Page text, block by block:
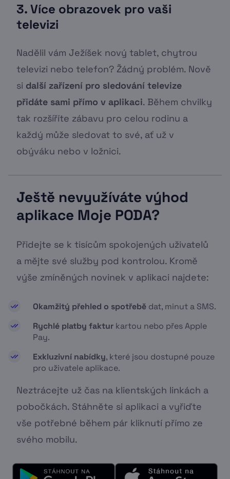
3. Více obrazovek pro vaši
televizi
Nadělil vám Ježíšek nový tablet, chytrou
televizi nebo telefon? Žádný problém. Nově
si další zařízení pro sledování televize
přidáte sami přímo v aplikaci. Během chvilky
tak rozšíříte zábavu pro celou rodinu a
každý může sledovat to své, ať už v
obýváku nebo v ložnici.
Ještě nevyužíváte výhod
aplikace Moje PODA?
Přidejte se k tisícům spokojených uživatelů
a mějte své služby pod kontrolou. Kromě
výše zmíněných novinek v aplikaci najdete:
Okamžitý přehled o spotřebě dat, minut a SMS.
Rychlé platby faktur kartou nebo přes Apple
Pay.
Exkluzivní nabídky, které jsou dostupné pouze
pro uživatele aplikace.
Neztrácejte už čas na klientských linkách a
pobočkách. Stáhněte si aplikaci a vyřiďte
vše potřebné během pár kliknutí přímo ze
svého mobilu.